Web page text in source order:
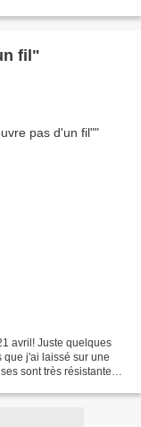
fil"
avril! Juste quelques
j'ai laissé sur une
sont très résistantes